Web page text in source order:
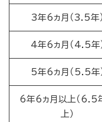
3年6ヵ月（3.5年
4年6ヵ月（4.5年
5年6ヵ月（5.5年
6年6ヵ月以上（6.5
上）